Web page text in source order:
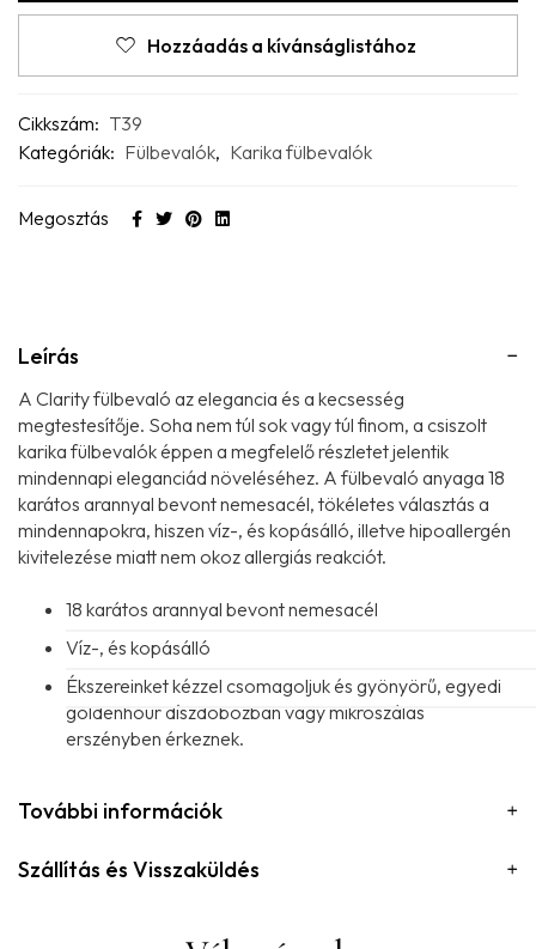
Hozzáadás a kívánságlistához
Cikkszám: T39
Kategóriák: Fülbevalók, Karika fülbevalók
Megosztás
Leírás
A Clarity fülbevaló az elegancia és a kecsesség
megtestesítője. Soha nem túl sok vagy túl finom, a csiszolt
karika fülbevalók éppen a megfelelő részletet jelentik
mindennapi eleganciád növeléséhez. A fülbevaló anyaga 18
karátos arannyal bevont nemesacél, tökéletes választás a
mindennapokra, hiszen víz-, és kopásálló, illetve hipoallergén
kivitelezése miatt nem okoz allergiás reakciót.
18 karátos arannyal bevont nemesacél
Víz-, és kopásálló
Ékszereinket kézzel csomagoljuk és gyönyörű, egyedi
goldenhour díszdobozban vagy mikroszálas
erszényben érkeznek.
További információk
Szállítás és Visszaküldés